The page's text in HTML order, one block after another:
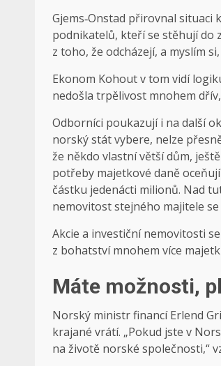
Gjems‑Onstad přirovnal
podnikatelů, kteří se stěhují do
z toho, že odcházejí, a myslím
Ekonom Kohout v tom vidí
nedošla trpělivost mnohem
Odborníci poukazují i na další
norský stát vybere, nelze
že někdo vlastní větší dům,
potřeby majetkové daně
částku jedenácti milionů. Nad
nemovitost stejného majitele
Akcie a investiční nemovitosti
z bohatství mnohem více
Máte možnosti,
Norský ministr financí Erlend
krajané vrátí. „Pokud jste v
na životě norské společnosti,“